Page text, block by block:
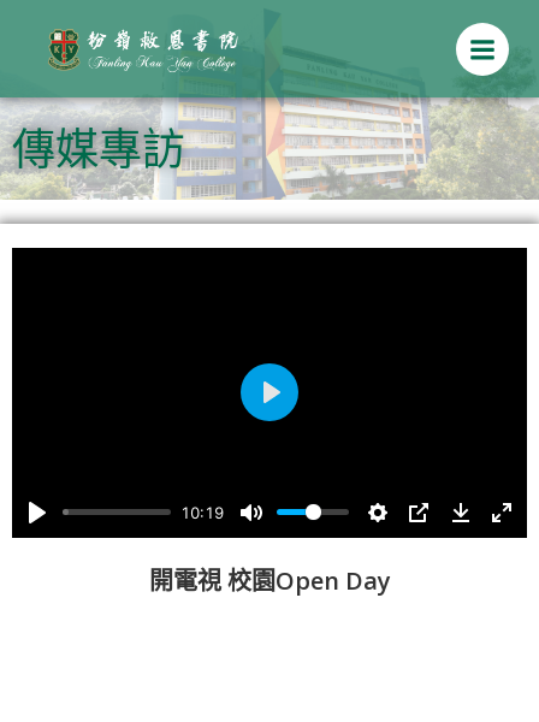
content
傳媒專訪
10:19
Play
開電視 校園Open Day